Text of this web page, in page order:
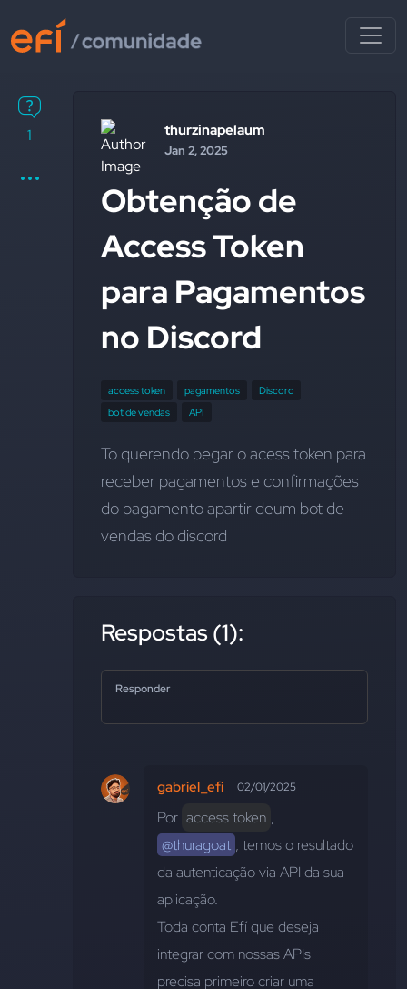
1 thurzinapelaum
Jan 2, 2025
Obtenção de
Access Token
para Pagamentos
no Discord
access token pagamentos
Discord
bot de vendas
API
To querendo pegar o acess token para
receber pagamentos e confirmações
do pagamento apartir deum bot de
vendas do discord
Respostas (1):
Responder
gabriel_efi 02/01/2025
Por access token
@thuragoat , temos o resultado
da autenticação via API da sua
aplicação.
Toda conta Efí que deseja
integrar com nossas APIs